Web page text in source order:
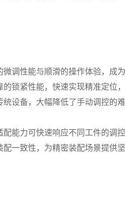
性能与顺滑的操作体验，成
锁紧性能，快速实现精准定位
设备，大幅降低了手动调控的
力可快速响应不同工件的调
一致性，为精密装配场景提供坚